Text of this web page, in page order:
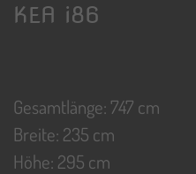
KEA i86
Gesamtlänge: 747 cm
Breite: 235 cm
Höhe: 295 cm